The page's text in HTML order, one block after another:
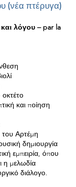
(νέα πτέρυγα)
λόγου – par la
και ποίηση
του Αρτέμη
δημιουργία
εμπειρία, όπου
η μελωδία
διάλογο.